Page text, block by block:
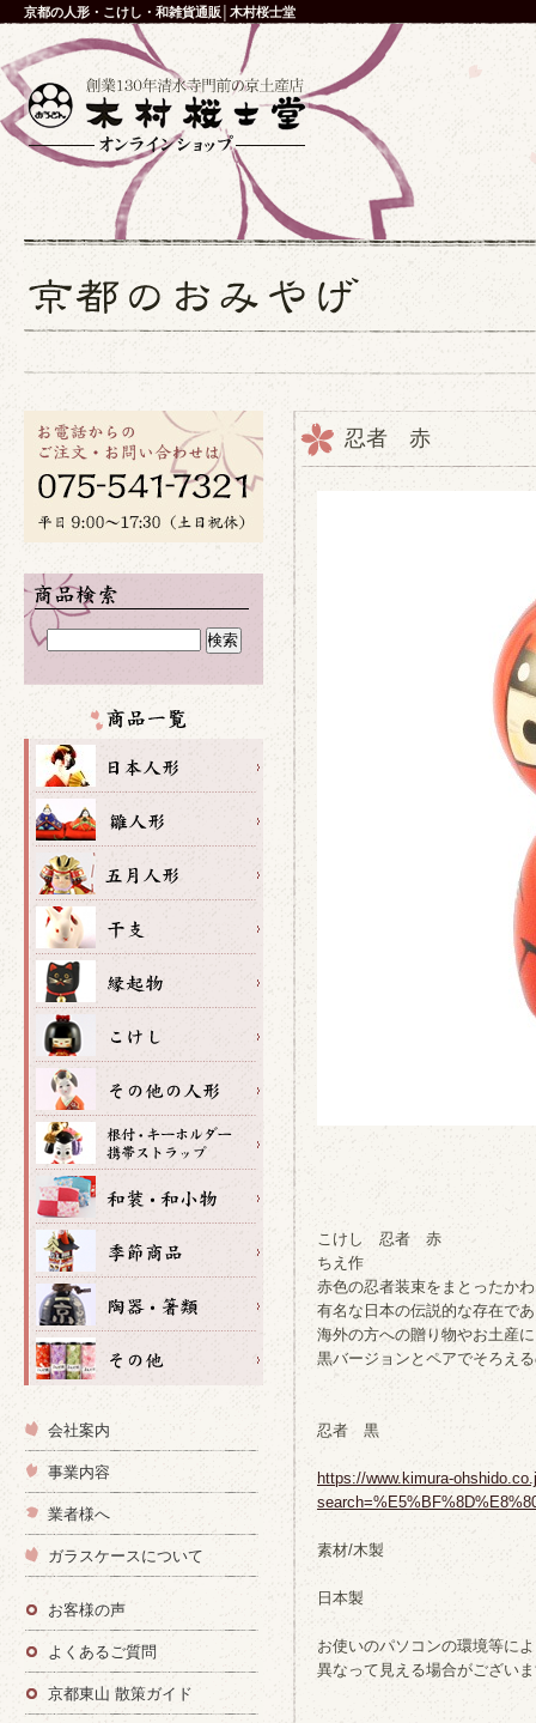
京都の人形・こけし・和雑貨通販│木村桜士堂
忍者 赤
こけし 忍者 赤
ちえ作
赤色の忍者装束をまとったか
有名な日本の伝説的な存在で
海外の方への贈り物やお土産
黒バージョンとペアでそろえ
忍者 黒
https://www.kimura-
素材/木製
日本製
お使いのパソコンの環境等に
異なって見える場合がござい
会社案内
事業内容
業者様へ
ガラスケースについて
お客様の声
よくあるご質問
京都東山 散策ガイド